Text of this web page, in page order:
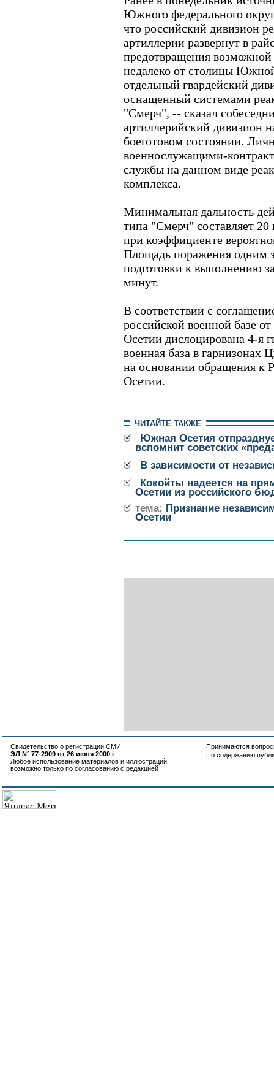
Южного федерального
что российский дивизион
артиллерии развернут в
предотвращения
недалеко от столицы
отдельный гвардейский
оснащенный системами
"Смерч", -- сказал
артиллерийский дивизион
боеготовом состоянии.
военнослужащими-
службы на данном виде
комплекса.
Минимальная дальность
типа "Смерч" составляет
при коэффициенте
Площадь поражения одним
подготовки к выполнению
минут.
В соответствии с
российской военной базе
Осетии дислоцирована 4-я
военная база в гарнизонах
на основании обращения к
Осетии.
ЧИТАЙТЕ ТАКЖЕ
Южная Осетия
вспомнит советских
В зависимости от
Кокойты надеется на
Осетии из российского
тема: Признание
Осетии
Свидетельство о регистрации СМИ:
ЭЛ N° 77-2909 от 26 июня 2000 г
Любое использование материалов и иллюстраций
возможно только по согласованию с редакцией
Принимаются
По содержанию